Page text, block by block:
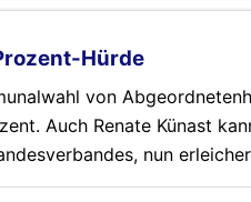
Hürde
von
Auch Renate Künast
nun